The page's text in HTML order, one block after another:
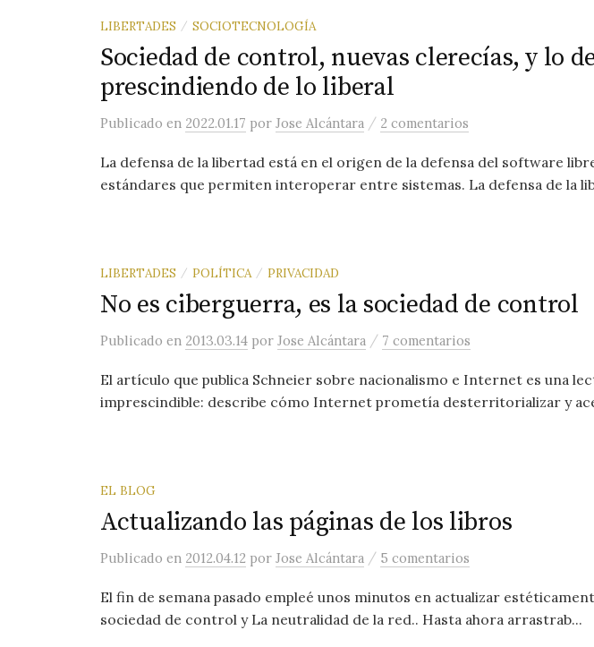
LIBERTADES / SOCIOTECNOLOGÍA
Sociedad de control, nuevas clerecías, y lo
prescindiendo de lo liberal
Publicado en 2022.01.17 por Jose Alcántara / 2 comentarios
La defensa de la libertad está en el origen de la defensa del software
estándares que permiten interoperar entre sistemas. La defensa de la
LIBERTADES / POLÍTICA / PRIVACIDAD
No es ciberguerra, es la sociedad de control
Publicado en 2013.03.14 por Jose Alcántara / 7 comentarios
El artículo que publica Schneier sobre nacionalismo e Internet es una
imprescindible: describe cómo Internet prometía desterritorializar y
EL BLOG
Actualizando las páginas de los libros
Publicado en 2012.04.12 por Jose Alcántara / 5 comentarios
El fin de semana pasado empleé unos minutos en actualizar
sociedad de control y La neutralidad de la red.. Hasta ahora arrastrab...